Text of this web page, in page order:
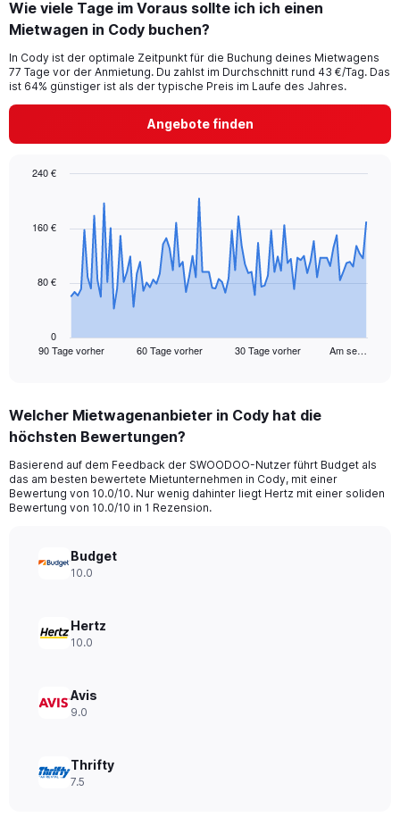
Wie viele Tage im Voraus sollte ich ich einen
Mietwagen in Cody buchen?
In Cody ist der optimale Zeitpunkt für die Buchung deines Mietwagens
77 Tage vor der Anmietung. Du zahlst im Durchschnitt rund 43 €/Tag. Das
ist 64% günstiger ist als der typische Preis im Laufe des Jahres.
Angebote finden
data
The
Range:
91
The
chart
has
axis
displaying
90 Tage vorher 60 Tage vorher 30 Tage vorher Am se…
0
80 €
160 €
240 €
End
Welcher Mietwagenanbieter in Cody hat die
höchsten Bewertungen?
Basierend auf dem Feedback der SWOODOO-Nutzer führt Budget als
das am besten bewertete Mietunternehmen in Cody, mit einer
Bewertung von 10.0/10. Nur wenig dahinter liegt Hertz mit einer soliden
Bewertung von 10.0/10 in 1 Rezension.
Budget
10.0
Hertz
10.0
Avis
9.0
Thrifty
7.5